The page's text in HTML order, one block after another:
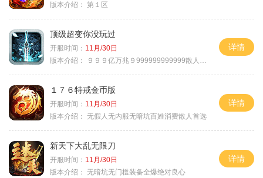
版本介绍： 第１区
顶级超变你没玩过
开服时间： 11月/30日
版本介绍：
９９９亿万兆９999999999999散人逆袭
详情
１７６特戒金币版
开服时间： 11月/30日
版本介绍： 无假人无内服无暗坑百姓消费散人首选
详情
新天下大乱无限刀
开服时间： 11月/30日
版本介绍： 无暗坑无门槛装备全爆绝对良心
详情